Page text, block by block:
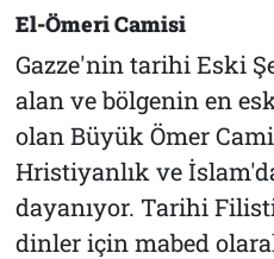
El-Ömeri Camisi
Gazze'nin tarihi Eski
alan ve bölgenin en
olan Büyük Ömer
Hristiyanlık ve
dayanıyor. Tarihi
dinler için mabed